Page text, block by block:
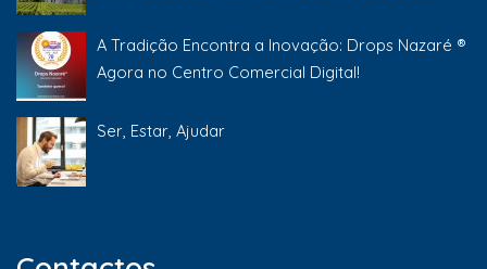
A Tradição Encontra a Inovação: Drops Nazaré ®
Agora no Centro Comercial Digital!
Ser, Estar, Ajudar